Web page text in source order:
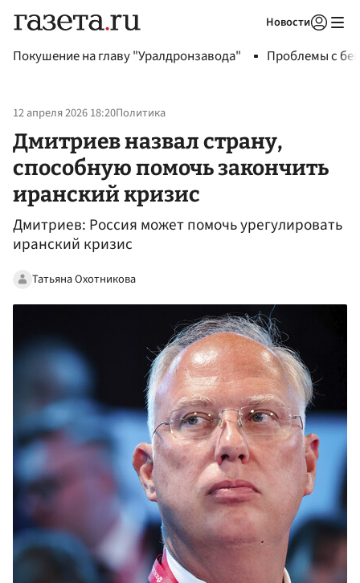
Новости
Покушение на главу "Уралдронзавода" Проблемы с
12 апреля 2026 18:20Политика
Дмитриев назвал страну,
способную помочь закончить
иранский кризис
Дмитриев: Россия может помочь урегулировать
иранский кризис
Татьяна Охотникова